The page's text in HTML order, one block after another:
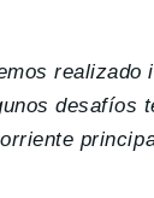
desafíos